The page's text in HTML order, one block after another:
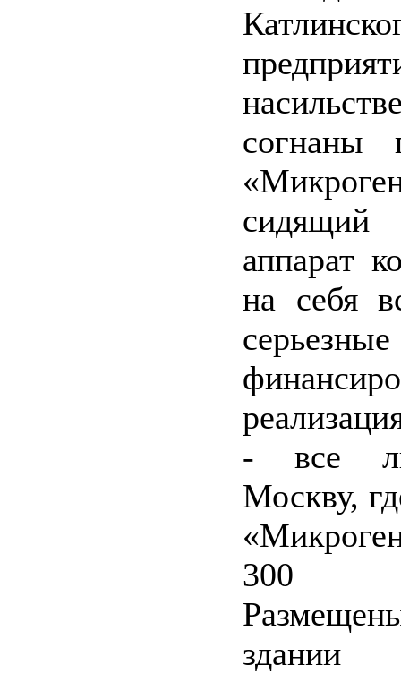
согнаны
аппарат
на себя
- все
Москву,
300